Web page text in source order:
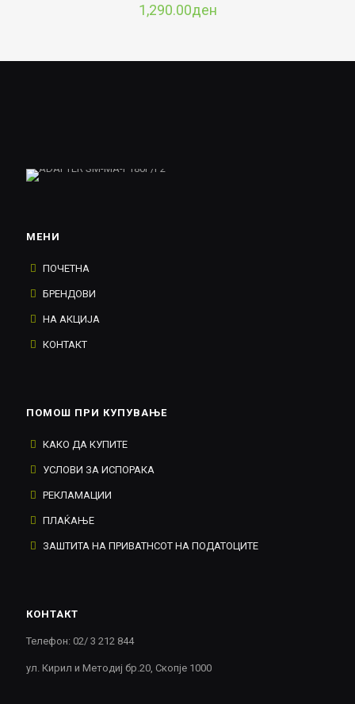
1,290.00ден
МЕНИ
ПОЧЕТНА
БРЕНДОВИ
НА АКЦИЈА
КОНТАКТ
ПОМОШ ПРИ КУПУВАЊЕ
КАКО ДА КУПИТЕ
УСЛОВИ ЗА ИСПОРАКА
РЕКЛАМАЦИИ
ПЛАЌАЊЕ
ЗАШТИТА НА ПРИВАТНСОТ НА ПОДАТОЦИТЕ
КОНТАКТ
Телефон: 02/ 3 212 844
ул. Кирил и Методиј бр.20, Скопје 1000